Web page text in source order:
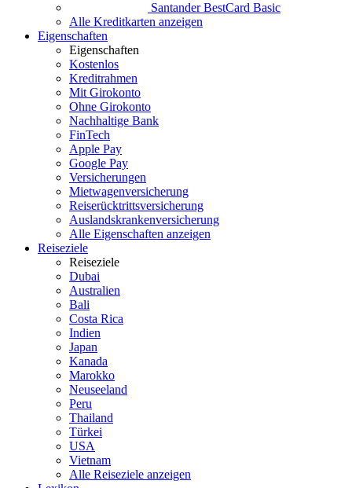
Santander BestCard Basic
Alle Kreditkarten anzeigen
Eigenschaften
Eigenschaften
Kostenlos
Kreditrahmen
Mit Girokonto
Ohne Girokonto
Nachhaltige Bank
FinTech
Apple Pay
Google Pay
Versicherungen
Mietwagenversicherung
Reiserücktrittsversicherung
Auslandskrankenversicherung
Alle Eigenschaften anzeigen
Reiseziele
Reiseziele
Dubai
Australien
Bali
Costa Rica
Indien
Japan
Kanada
Marokko
Neuseeland
Peru
Thailand
Türkei
USA
Vietnam
Alle Reiseziele anzeigen